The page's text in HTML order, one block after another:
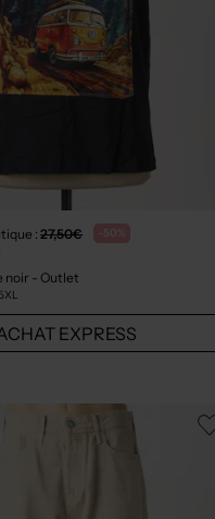
:27,50€ -50%
noir - Outlet
EXPRESS